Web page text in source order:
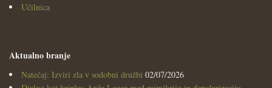
Učilnica
Aktualno branje
Natečaj: Izviri zla v sodobni družbi 02/07/2026